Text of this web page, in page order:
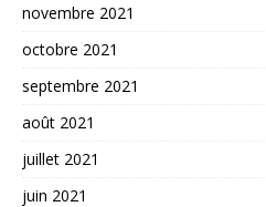
novembre 2021
octobre 2021
septembre 2021
août 2021
juillet 2021
juin 2021